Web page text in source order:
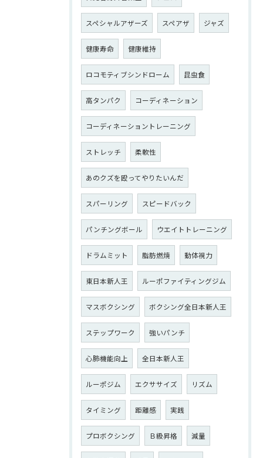
スペシャルアザーズ スペアザ ジャズ
健康寿命 健康維持
ロコモティブシンドローム 昆虫食
高タンパク コーディネーション
コーディネーショントレーニング
ストレッチ 柔軟性
あのクズを殴ってやりたいんだ
スパーリング スピードバック
パンチングボール ウエイトトレーニング
ドラムミット 脂肪燃焼 動体視力
東日本新人王 ルーポファイティングジム
マスボクシング ボクシング全日本新人王
ステップワーク 強いパンチ
心肺機能向上 全日本新人王
ルーポジム エクササイズ リズム
タイミング 距離感 実践
プロボクシング Ｂ級昇格 減量